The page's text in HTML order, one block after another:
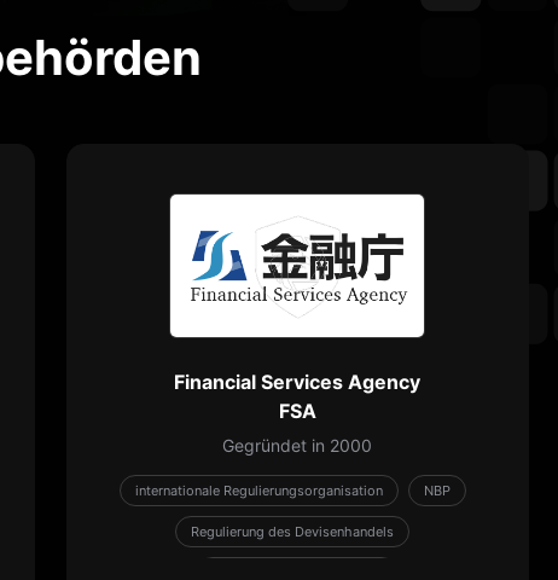
Financial Services Agency
FSA
Gegründet in 2000
internationale Regulierungsorganisation NBP
Regulierung des Devisenhandels